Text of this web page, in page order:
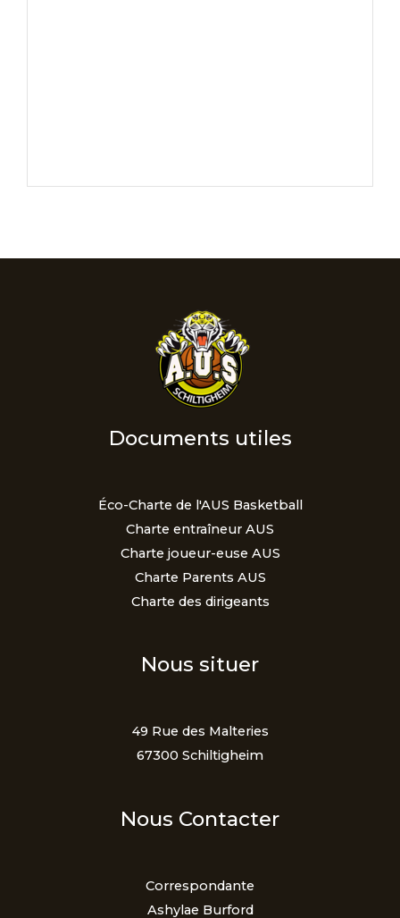
Documents utiles
Éco-Charte de l'AUS Basketball
Charte entraîneur AUS
Charte joueur-euse AUS
Charte Parents AUS
Charte des dirigeants
Nous situer
49 Rue des Malteries
67300 Schiltigheim
Nous Contacter
Correspondante
Ashylae Burford